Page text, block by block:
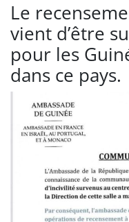
Le
vient d’être
pour les
dans ce pays.